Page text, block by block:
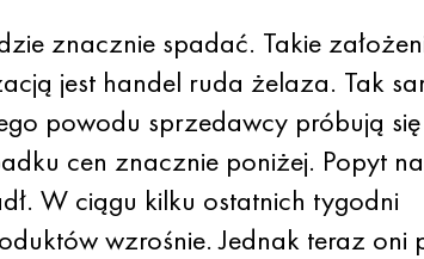
znacznie spadać. Takie
jest handel ruda żelaza. Tak
powodu sprzedawcy próbują
cen znacznie poniżej. Popyt
W ciągu kilku ostatnich tygodni
wzrośnie. Jednak teraz oni